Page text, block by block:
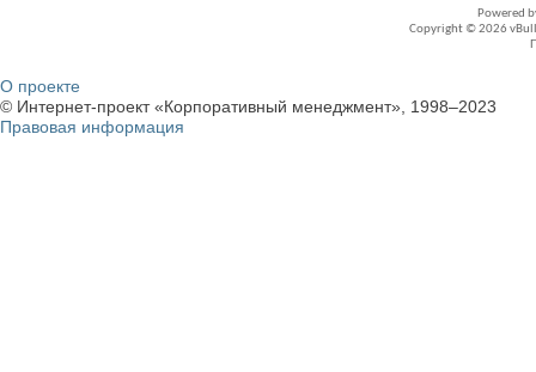
Powered
Copyright © 2026
О проекте
© Интернет-проект «Корпоративный менеджмент», 1998–2023
Правовая информация